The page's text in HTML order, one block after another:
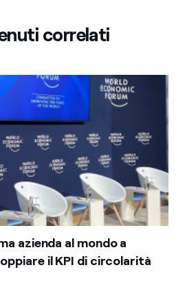
correlati
azienda al mondo a
il KPI di circolarità